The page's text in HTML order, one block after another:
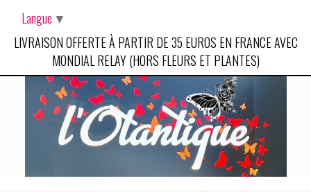
LIVRAISON OFFERTE À PARTIR DE 35 EUROS EN FRANCE AVEC
MONDIAL RELAY (HORS FLEURS ET PLANTES)
Langue ▼